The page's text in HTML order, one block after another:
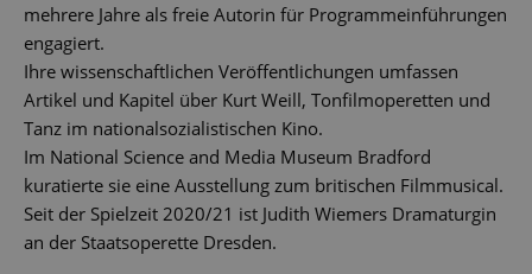
mehrere Jahre als freie Autorin für Programmeinführungen
engagiert.
Ihre wissenschaftlichen Veröffentlichungen umfassen
Artikel und Kapitel über Kurt Weill, Tonfilmoperetten und
Tanz im nationalsozialistischen Kino.
Im National Science and Media Museum Bradford
kuratierte sie eine Ausstellung zum britischen Filmmusical.
Seit der Spielzeit 2020/21 ist Judith Wiemers Dramaturgin
an der Staatsoperette Dresden.